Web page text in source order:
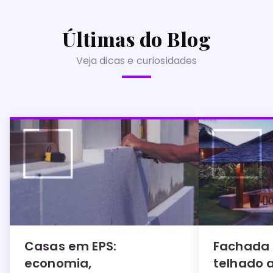
Últimas do Blog
Veja dicas e curiosidades
Casas em EPS:
economia,
telhado